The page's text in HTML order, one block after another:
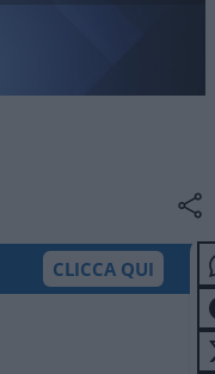
CLICCA QUI